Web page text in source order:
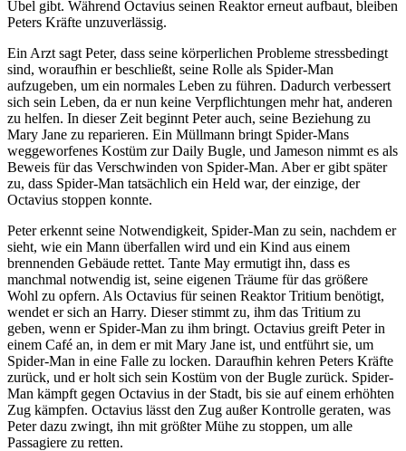
Übel gibt. Während Octavius seinen Reaktor erneut aufbaut, bleiben
Peters Kräfte unzuverlässig.
Ein Arzt sagt Peter, dass seine körperlichen Probleme stressbedingt
sind, woraufhin er beschließt, seine Rolle als Spider-Man
aufzugeben, um ein normales Leben zu führen. Dadurch verbessert
sich sein Leben, da er nun keine Verpflichtungen mehr hat, anderen
zu helfen. In dieser Zeit beginnt Peter auch, seine Beziehung zu
Mary Jane zu reparieren. Ein Müllmann bringt Spider-Mans
weggeworfenes Kostüm zur Daily Bugle, und Jameson nimmt es als
Beweis für das Verschwinden von Spider-Man. Aber er gibt später
zu, dass Spider-Man tatsächlich ein Held war, der einzige, der
Octavius stoppen konnte.
Peter erkennt seine Notwendigkeit, Spider-Man zu sein, nachdem er
sieht, wie ein Mann überfallen wird und ein Kind aus einem
brennenden Gebäude rettet. Tante May ermutigt ihn, dass es
manchmal notwendig ist, seine eigenen Träume für das größere
Wohl zu opfern. Als Octavius für seinen Reaktor Tritium benötigt,
wendet er sich an Harry. Dieser stimmt zu, ihm das Tritium zu
geben, wenn er Spider-Man zu ihm bringt. Octavius greift Peter in
einem Café an, in dem er mit Mary Jane ist, und entführt sie, um
Spider-Man in eine Falle zu locken. Daraufhin kehren Peters Kräfte
zurück, und er holt sich sein Kostüm von der Bugle zurück. Spider-
Man kämpft gegen Octavius in der Stadt, bis sie auf einem erhöhten
Zug kämpfen. Octavius lässt den Zug außer Kontrolle geraten, was
Peter dazu zwingt, ihn mit größter Mühe zu stoppen, um alle
Passagiere zu retten.